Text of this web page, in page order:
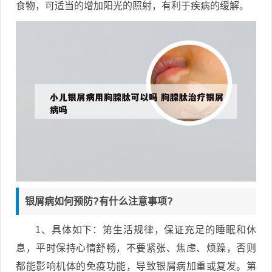
食物，可适当的增加阳光的照射，有利于疾病的缓解。
银屑病如何预防?有什么注意事项?
1、具体如下：第生活规律，保证充足的睡眠和休
息，平时保持心情舒畅，不要紧张、焦虑、烦躁，否则
都能影响机体的免疫功能，导致银屑病加重或复发。第